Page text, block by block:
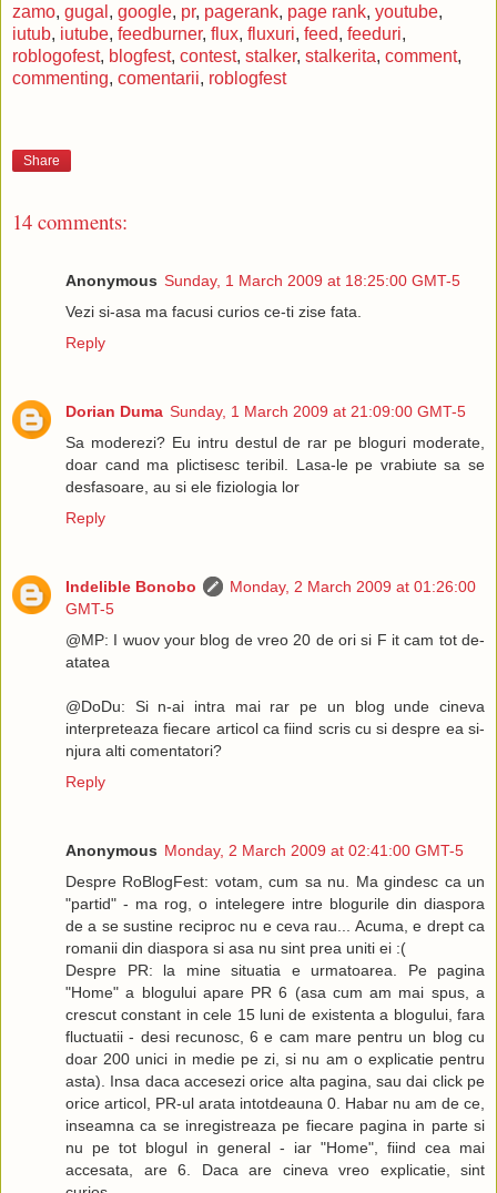
zamo, gugal , google, pr, pagerank, page rank, youtube,
iutub, iutube, feedburner, flux, fluxuri, feed, feeduri,
roblogofest, blogfest, contest, stalker, stalkerita, comment,
commenting, comentarii, roblogfest
Share
14 comments:
Anonymous Sunday, 1 March 2009 at 18:25:00 GMT-5
Vezi si-asa ma facusi curios ce-ti zise fata.
Reply
Dorian Duma Sunday, 1 March 2009 at 21:09:00 GMT-5
Sa moderezi? Eu intru destul de rar pe bloguri moderate,
doar cand ma plictisesc teribil. Lasa-le pe vrabiute sa se
desfasoare, au si ele fiziologia lor
Reply
Indelible Bonobo
Monday, 2 March 2009 at 01:26:00
GMT-5
@MP: I wuov your blog de vreo 20 de ori si F it cam tot de-
atatea
@DoDu: Si n-ai intra mai rar pe un blog unde cineva
interpreteaza fiecare articol ca fiind scris cu si despre ea si-
njura alti comentatori?
Reply
Anonymous Monday, 2 March 2009 at 02:41:00 GMT-5
Despre RoBlogFest: votam, cum sa nu. Ma gindesc ca un
"partid" - ma rog, o intelegere intre blogurile din diaspora
de a se sustine reciproc nu e ceva rau... Acuma, e drept ca
romanii din diaspora si asa nu sint prea uniti ei :(
Despre PR: la mine situatia e urmatoarea. Pe pagina
"Home" a blogului apare PR 6 (asa cum am mai spus, a
crescut constant in cele 15 luni de existenta a blogului, fara
fluctuatii - desi recunosc, 6 e cam mare pentru un blog cu
doar 200 unici in medie pe zi, si nu am o explicatie pentru
asta). Insa daca accesezi orice alta pagina, sau dai click pe
orice articol, PR-ul arata intotdeauna 0. Habar nu am de ce,
inseamna ca se inregistreaza pe fiecare pagina in parte si
nu pe tot blogul in general - iar "Home", fiind cea mai
accesata, are 6. Daca are cineva vreo explicatie, sint